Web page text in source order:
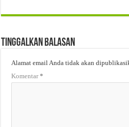
Tinggalkan Balasan
Alamat email Anda tidak akan
Komentar*